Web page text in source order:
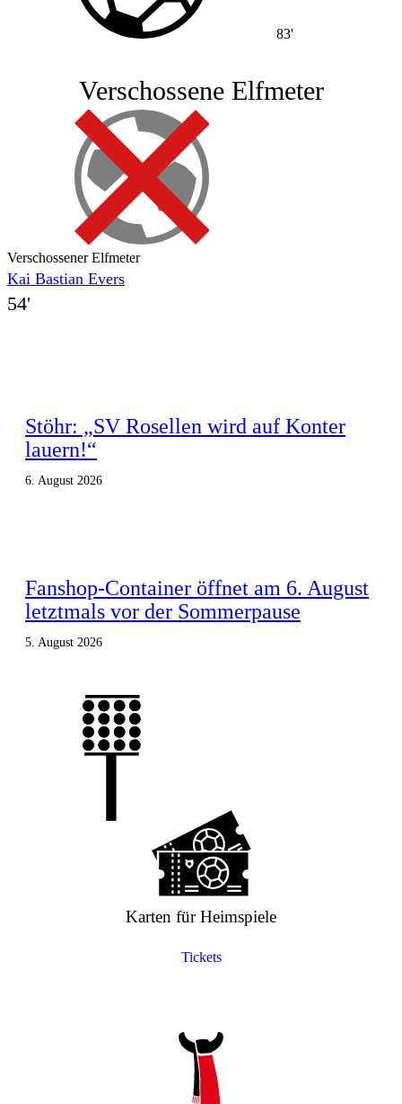
83'
Verschossene Elfmeter
Verschossener Elfmeter
Kai Bastian Evers
54'
Stöhr: „SV Rosellen wird auf Konter
lauern!“
6. August 2026
Fanshop-Container öffnet am 6. August
letztmals vor der Sommerpause
5. August 2026
Karten für Heimspiele
Tickets